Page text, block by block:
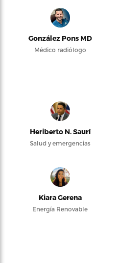
González Pons MD
Médico radiólogo
Heriberto N. Saurí
Salud y emergencias
Kiara Gerena
Energía Renovable